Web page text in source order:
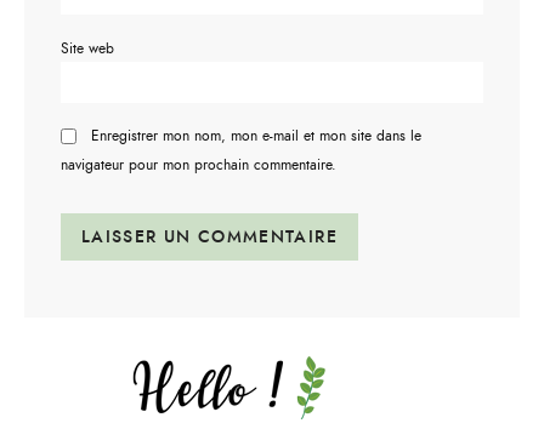
Site web
Enregistrer mon nom, mon e-mail et mon site dans le
navigateur pour mon prochain commentaire.